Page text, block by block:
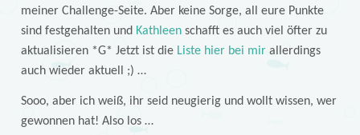
meiner Challenge-Seite. Aber keine Sorge, all eure Punkte
sind festgehalten und Kathleenschafft es auch viel öfter zu
aktualisieren *G* Jetzt ist die Liste hier bei mirallerdings
auch wieder aktuell ;) …
Sooo, aber ich weiß, ihr seid neugierig und wollt wissen, wer
gewonnen hat! Also los …